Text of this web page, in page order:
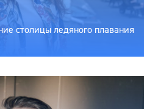
столицы ледяного плавания